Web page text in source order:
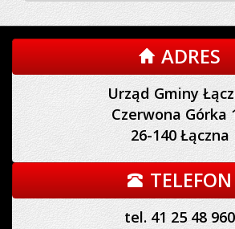
ADRES
Urząd Gminy
Czerwona Górka
26-140 Łączna
TELEFON
tel. 41 25 48 960